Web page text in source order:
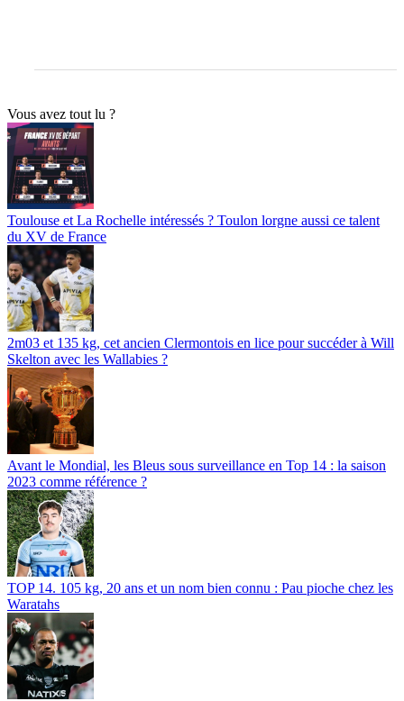
Vous avez tout lu ?
Toulouse et La Rochelle intéressés ? Toulon lorgne aussi ce talent
du XV de France
2m03 et 135 kg, cet ancien Clermontois en lice pour succéder à Will
Skelton avec les Wallabies ?
Avant le Mondial, les Bleus sous surveillance en Top 14 : la saison
2023 comme référence ?
TOP 14. 105 kg, 20 ans et un nom bien connu : Pau pioche chez les
Waratahs